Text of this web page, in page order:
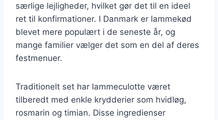
særlige lejligheder, hvilket gør det til en ideel
ret til konfirmationer. I Danmark er lammekød
blevet mere populært i de seneste år, og
mange familier vælger det som en del af deres
festmenuer.
Traditionelt set har lammeculotte været
tilberedt med enkle krydderier som hvidløg,
rosmarin og timian. Disse ingredienser